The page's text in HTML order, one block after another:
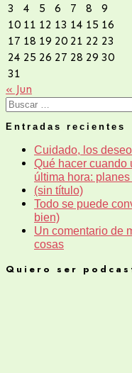
3
4 5 6 7 8
9
10 11 12 13 14 15 16
17 18 19 20 21 22 23
24 25 26 27 28 29 30
31
« Jun
Buscar:
Entradas recientes
Cuidado, los
Qué hacer cuando
última hora:
(sin título)
Todo se puede
bien)
Un comentario de
cosas
Quiero ser